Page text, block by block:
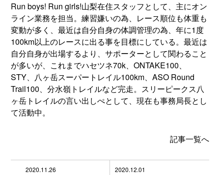
Run boys! Run girls!山梨在住スタッフとして、主にオン
ライン業務を担当。練習嫌いの為、レース順位も体重も
変動が多く、最近は自分自身の体調管理の為、年に1度
100km以上のレースに出る事を目標にしている。最近は
自分自身が出場するより、サポーターとして関わること
が多いが、これまでハセツネ70k、ONTAKE100、
STY、八ヶ岳スーパートレイル100km、ASO Round
Trail100、分水嶺トレイルなど完走。スリーピークス八
ヶ岳トレイルの言い出しぺとして、現在も事務局長とし
て活動中。
記事一覧へ
2020.11.26 2020.12.01